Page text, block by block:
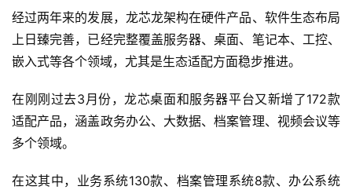
经过两年来的发展，龙芯龙架构在硬件产品、软件生态布局
上日臻完善，已经完整覆盖服务器、桌面、笔记本、工控、
嵌入式等各个领域，尤其是生态适配方面稳步推进。
在刚刚过去3月份，龙芯桌面和服务器平台又新增了172款
适配产品，涵盖政务办公、大数据、档案管理、视频会议等
多个领域。
在这其中，业务系统130款、档案管理系统8款、办公系统